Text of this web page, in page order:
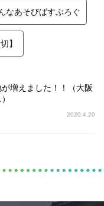
なあそびばすぶろぐ
】
増えました！！（大阪
2020.4.20